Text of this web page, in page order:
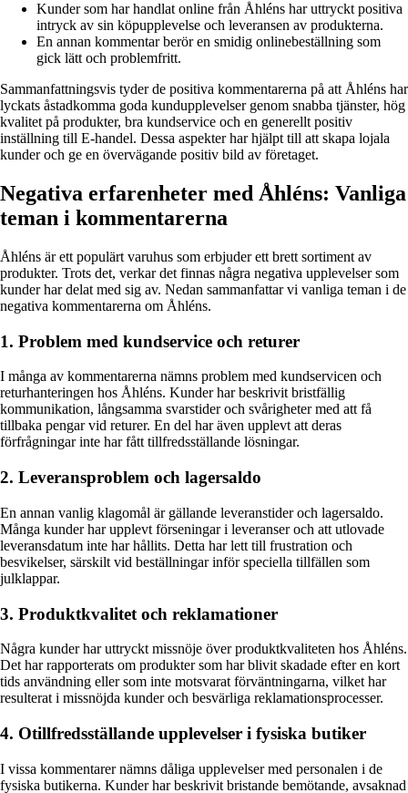
Kunder som har handlat online från Åhléns har uttryckt positiva
intryck av sin köpupplevelse och leveransen av produkterna.
En annan kommentar berör en smidig onlinebeställning som
gick lätt och problemfritt.
Sammanfattningsvis tyder de positiva kommentarerna på att Åhléns har
lyckats åstadkomma goda kundupplevelser genom snabba tjänster, hög
kvalitet på produkter, bra kundservice och en generellt positiv
inställning till E-handel. Dessa aspekter har hjälpt till att skapa lojala
kunder och ge en övervägande positiv bild av företaget.
Negativa erfarenheter med Åhléns: Vanliga
teman i kommentarerna
Åhléns är ett populärt varuhus som erbjuder ett brett sortiment av
produkter. Trots det, verkar det finnas några negativa upplevelser som
kunder har delat med sig av. Nedan sammanfattar vi vanliga teman i de
negativa kommentarerna om Åhléns.
1. Problem med kundservice och returer
I många av kommentarerna nämns problem med kundservicen och
returhanteringen hos Åhléns. Kunder har beskrivit bristfällig
kommunikation, långsamma svarstider och svårigheter med att få
tillbaka pengar vid returer. En del har även upplevt att deras
förfrågningar inte har fått tillfredsställande lösningar.
2. Leveransproblem och lagersaldo
En annan vanlig klagomål är gällande leveranstider och lagersaldo.
Många kunder har upplevt förseningar i leveranser och att utlovade
leveransdatum inte har hållits. Detta har lett till frustration och
besvikelser, särskilt vid beställningar inför speciella tillfällen som
julklappar.
3. Produktkvalitet och reklamationer
Några kunder har uttryckt missnöje över produktkvaliteten hos Åhléns.
Det har rapporterats om produkter som har blivit skadade efter en kort
tids användning eller som inte motsvarat förväntningarna, vilket har
resulterat i missnöjda kunder och besvärliga reklamationsprocesser.
4. Otillfredsställande upplevelser i fysiska butiker
I vissa kommentarer nämns dåliga upplevelser med personalen i de
fysiska butikerna. Kunder har beskrivit bristande bemötande, avsaknad